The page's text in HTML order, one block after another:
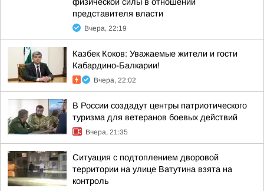
представителя власти
Вчера, 22:19
Казбек Коков: Уважаемые жители и гости
Кабардино-Балкарии!
Вчера, 22:02
В России создадут центры патриотического
туризма для ветеранов боевых действий
Вчера, 21:35
Ситуация с подтоплением дворовой
территории на улице Ватутина взята на
контроль